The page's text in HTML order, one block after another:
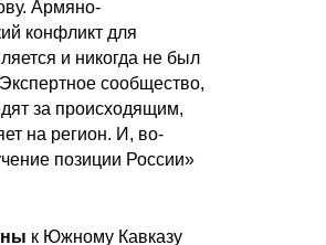
Армяно-
конфликт для
и никогда не был
сообщество,
за происходящим,
на регион. И, во-
позиции России»
к Южному Кавказу